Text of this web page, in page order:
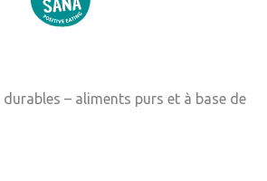
– aliments purs et à base de